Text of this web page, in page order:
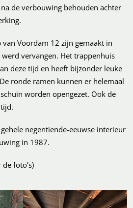
de verbouwing behouden achter
van Voordam 12 zijn gemaakt in
vervangen. Het trappenhuis
deze tijd en heeft bijzonder leuke
ronde ramen kunnen er helemaal
worden opengezet. Ook de
negentiende-eeuwse interieur
in 1987.
foto’s)